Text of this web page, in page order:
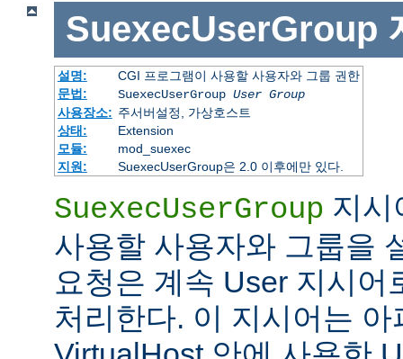
SuexecUserGroup
설명:
CGI 프로그램이 사용할 사용자와 그룹 권한
문법:
SuexecUserGroup User Group
사용장소: 주서버설정, 가상호스트
상태:
Extension
모듈:
mod_suexec
지원:
SuexecUserGroup은 2.0 이후에만 있다.
SuexecUserGroup 지시
사용할 사용자와 그룹을
요청은 계속 User 지시어
처리한다. 이 지시어는